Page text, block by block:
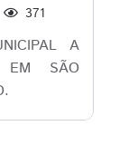
371
A
EM SÃO